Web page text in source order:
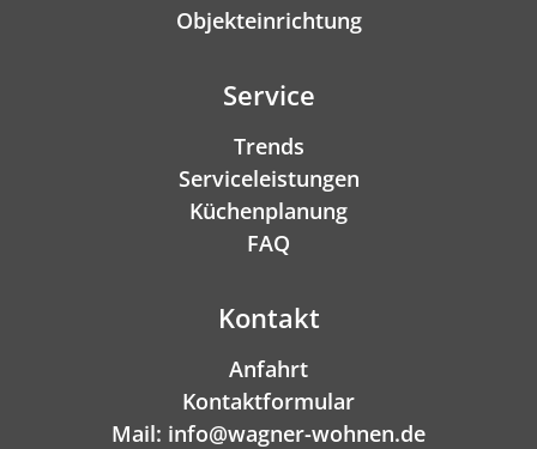
Objekteinrichtung
Service
Trends
Serviceleistungen
Küchenplanung
FAQ
Kontakt
Anfahrt
Kontaktformular
Mail: info@wagner-wohnen.de